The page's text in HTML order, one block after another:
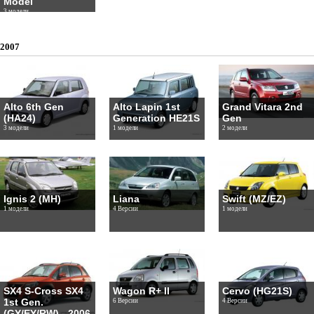
3 модели
2007
Alto 6th Gen
(HA24)
3 модели
Alto Lapin 1st
Generation HE21S
1 модели
Grand Vitara 2nd
Gen
2 модели
Ignis 2 (MH)
1 модели
Liana
4 Версии
Swift (MZ/EZ)
1 модели
SX4 S-Cross SX4
1st Gen.
Wagon R+ II
6 Версии
Cervo (HG21S)
4 Версии